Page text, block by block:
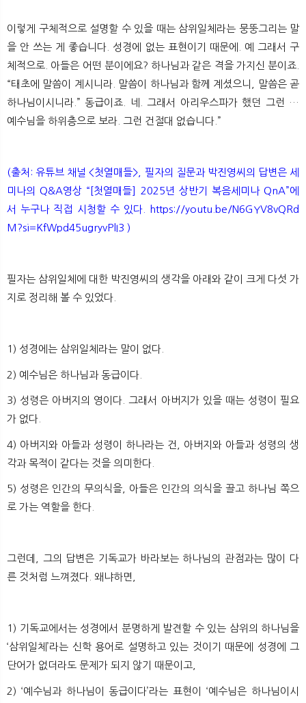
이렇게 구체적으로 설명할 수 있을 때는 삼위일체라는 뭉뚱그리는 말
을 안 쓰는 게 좋습니다. 성경에 없는 표현이기 때문에. 예 그래서 구
체적으로. 아들은 어떤 분이에요? 하나님과 같은 격을 가지신 분이죠.
“태초에 말씀이 계시니라. 말씀이 하나님과 함께 계셨으니, 말씀은 곧
하나님이시니라.” 동급이죠. 네. 그래서 아리우스파가 했던 그런 …
예수님을 하위층으로 보라. 그런 건절대 없습니다.”
(출처: 유튜브 채널 <첫열매들>, 필자의 질문과 박진영씨의 답변은 세
미나의 Q&A영상 “[첫열매들] 2025년 상반기 복음세미나 QnA”에
서 누구나 직접 시청할 수 있다.
https://youtu.be/N6GYV8vQRd
M?si=KfWpd45ugryvPlI3 )
필자는 삼위일체에 대한 박진영씨의 생각을 아래와 같이 크게 다섯 가
지로 정리해 볼 수 있었다.
1) 성경에는 삼위일체라는 말이 없다.
2) 예수님은 하나님과 동급이다.
3) 성령은 아버지의 영이다. 그래서 아버지가 있을 때는 성령이 필요
가 없다.
4) 아버지와 아들과 성령이 하나라는 건, 아버지와 아들과 성령의 생
각과 목적이 같다는 것을 의미한다.
5) 성령은 인간의 무의식을, 아들은 인간의 의식을 끌고 하나님 쪽으
로 가는 역할을 한다.
그런데, 그의 답변은 기독교가 바라보는 하나님의 관점과는 많이 다
른 것처럼 느껴졌다. 왜냐하면,
1) 기독교에서는 성경에서 분명하게 발견할 수 있는 삼위의 하나님을
‘삼위일체’라는 신학 용어로 설명하고 있는 것이기 때문에 성경에 그
단어가 없더라도 문제가 되지 않기 때문이고,
2) ‘예수님과 하나님이 동급이다’라는 표현이 ‘예수님은 하나님이시